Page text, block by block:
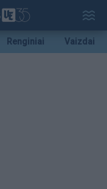
Renginiai Vaizdai